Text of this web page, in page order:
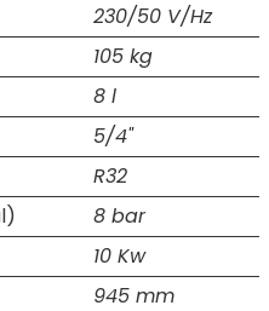
230/50 V/Hz
105 kg
8 l
5/4"
R32
8 bar
10 Kw
945 mm